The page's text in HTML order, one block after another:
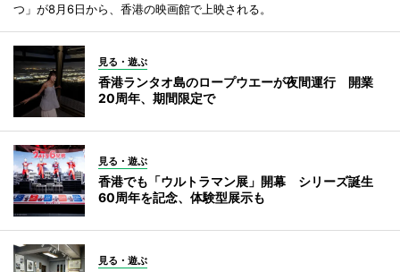
つ」が8月6日から、香港の映画館で上映される。
見る・遊ぶ
香港ランタオ島のロープウエーが夜間運行 開業
20周年、期間限定で
見る・遊ぶ
香港でも「ウルトラマン展」開幕 シリーズ誕生
60周年を記念、体験型展示も
見る・遊ぶ